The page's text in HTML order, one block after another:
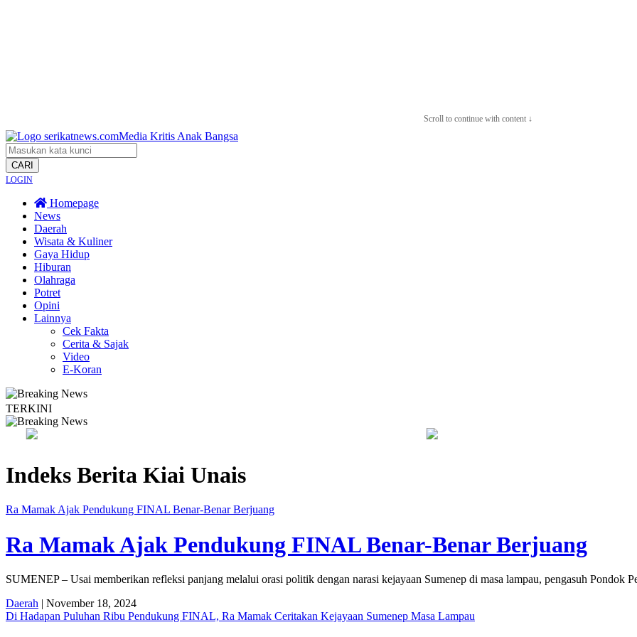
Scroll to continue with content ↓
CARI
LOGIN
Homepage
News
Daerah
Wisata & Kuliner
Gaya Hidup
Hiburan
Olahraga
Potret
Opini
Lainnya
Cek Fakta
Cerita & Sajak
Video
E-Koran
TERKINI
Bapas Yogyakarta Edukasi Guru SMKN 1 Seyegan untuk Perkuat Kesadaran Hukum Legislator PKB Kecam Aksi Nirempati Nakes ke
Indeks Berita Kiai Unais
Ra Mamak Ajak Pendukung FINAL Benar-Benar Berjuang
Ra Mamak Ajak Pendukung FINAL Benar-Benar Berjuang
SUMENEP – Usai memberikan refleksi panjang melalui orasi politik dengan narasi kejayaan Sumenep di masa lampau, pengasuh Pondok
Daerah | November 18, 2024
Di Hadapan Puluhan Ribu Pendukung FINAL, Ra Mamak Ceritakan Kejayaan Sumenep Masa Lampau